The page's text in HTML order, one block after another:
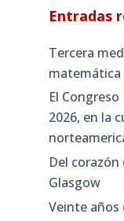
Entradas
Tercera
matemática
El
2026, en la
Del
Glasgow
Veinte años